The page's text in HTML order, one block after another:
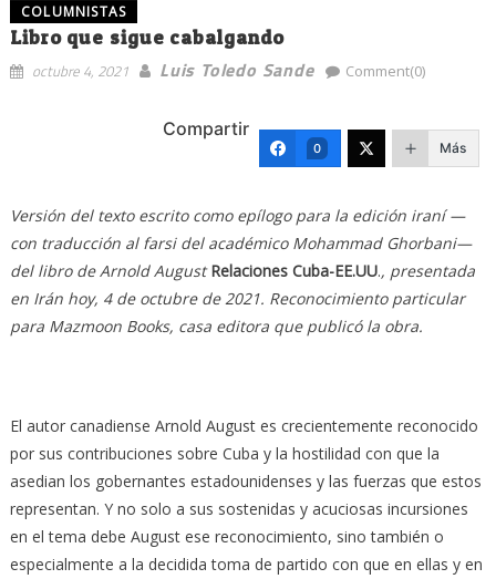
COLUMNISTAS
Libro que sigue cabalgando
octubre 4, 2021 Luis Toledo Sande Comment(0)
Compartir
0 Más
Versión del texto escrito como epílogo para la edición iraní —
con traducción al farsi del académico Mohammad Ghorbani—
del libro de Arnold AugustRelaciones Cuba-EE.UU., presentada
en Irán hoy, 4 de octubre de 2021. Reconocimiento particular
para Mazmoon Books, casa editora que publicó la obra.
El autor canadiense Arnold August es crecientemente reconocido
por sus contribuciones sobre Cuba y la hostilidad con que la
asedian los gobernantes estadounidenses y las fuerzas que estos
representan. Y no solo a sus sostenidas y acuciosas incursiones
en el tema debe August ese reconocimiento, sino también o
especialmente a la decidida toma de partido con que en ellas y en